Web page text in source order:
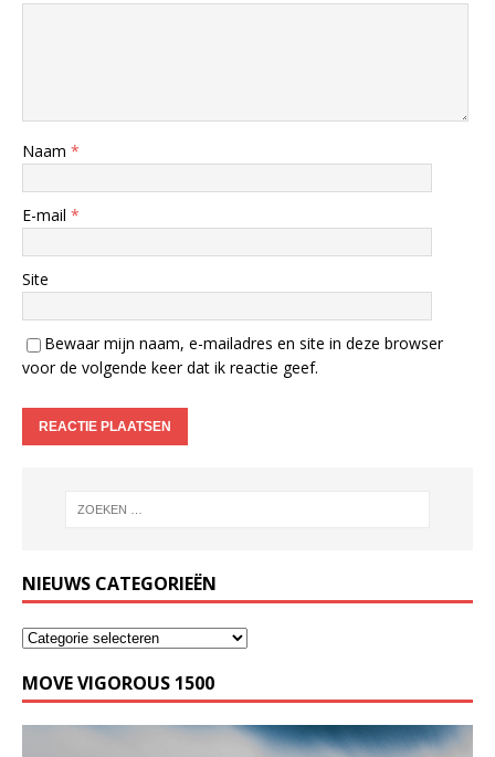
Naam *
E-mail *
Site
Bewaar mijn naam, e-mailadres en site in deze browser
voor de volgende keer dat ik reactie geef.
NIEUWS CATEGORIEËN
MOVE VIGOROUS 1500